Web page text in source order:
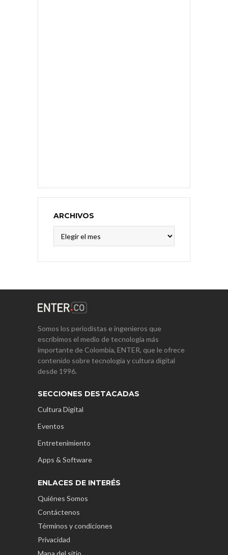
ARCHIVOS
Somos los periodistas e ingenieros que
escribimos el medio de tecnología más
importante de Colombia, ENTER, que le ofrece
contenido sobre tecnología y cultura digital
desde 1996.
SECCIONES DESTACADAS
Cultura Digital
Eventos
Entretenimiento
Apps & Software
ENLACES DE INTERÉS
Quiénes Somos
Contáctenos
Términos y condiciones
Privacidad
Mapa del sitio